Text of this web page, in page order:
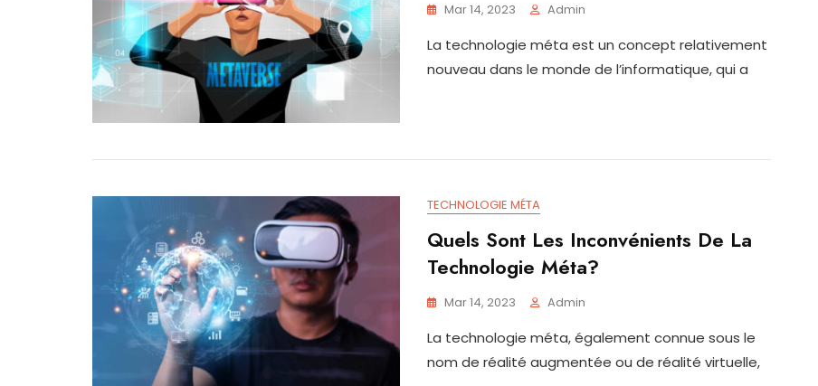
Mar 14, 2023 Admin
La technologie méta est un concept relativement
nouveau dans le monde de l’informatique, qui a
TECHNOLOGIE MÉTA
Quels Sont Les Inconvénients De La
Technologie Méta?
Mar 14, 2023 Admin
La technologie méta, également connue sous le
nom de réalité augmentée ou de réalité virtuelle,